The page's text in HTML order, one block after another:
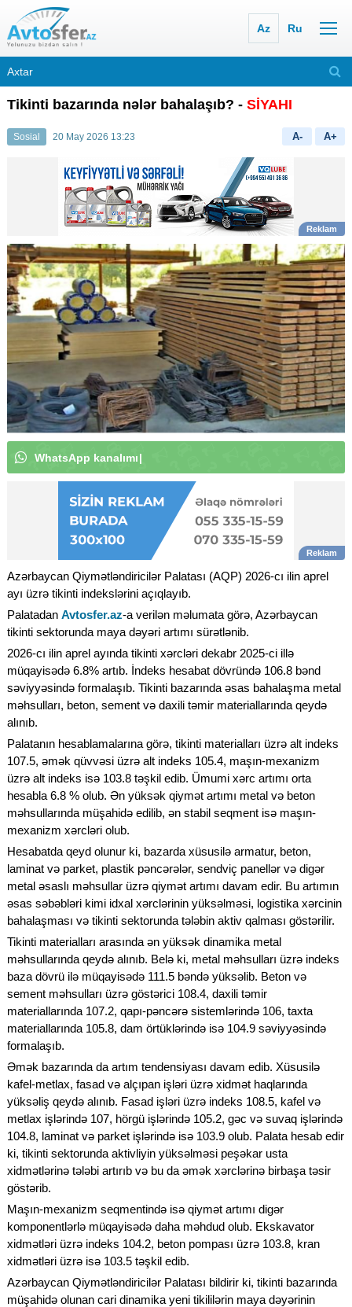
Az Ru
Tikinti bazarında nələr bahalaşıb? - SİYAHI
Sosial 20 May 2026 13:23 A- A+
WhatsApp kanalımız
Azərbaycan Qiymətləndiricilər Palatası (AQP) 2026-cı ilin aprel
ayı üzrə tikinti indekslərini açıqlayıb.
Palatadan Avtosfer.az-a verilən məlumata görə, Azərbaycan
tikinti sektorunda maya dəyəri artımı sürətlənib.
2026-cı ilin aprel ayında tikinti xərcləri dekabr 2025-ci illə
müqayisədə 6.8% artıb. İndeks hesabat dövründə 106.8 bənd
səviyyəsində formalaşıb. Tikinti bazarında əsas bahalaşma metal
məhsulları, beton, sement və daxili təmir materiallarında qeydə
alınıb.
Palatanın hesablamalarına görə, tikinti materialları üzrə alt indeks
107.5, əmək qüvvəsi üzrə alt indeks 105.4, maşın-mexanizm
üzrə alt indeks isə 103.8 təşkil edib. Ümumi xərc artımı orta
hesabla 6.8 % olub. Ən yüksək qiymət artımı metal və beton
məhsullarında müşahidə edilib, ən stabil seqment isə maşın-
mexanizm xərcləri olub.
Hesabatda qeyd olunur ki, bazarda xüsusilə armatur, beton,
laminat və parket, plastik pəncərələr, sendviç panellər və digər
metal əsaslı məhsullar üzrə qiymət artımı davam edir. Bu artımın
əsas səbəbləri kimi idxal xərclərinin yüksəlməsi, logistika xərcinin
bahalaşması və tikinti sektorunda tələbin aktiv qalması göstərilir.
Tikinti materialları arasında ən yüksək dinamika metal
məhsullarında qeydə alınıb. Belə ki, metal məhsulları üzrə indeks
baza dövrü ilə müqayisədə 111.5 bəndə yüksəlib. Beton və
sement məhsulları üzrə göstərici 108.4, daxili təmir
materiallarında 107.2, qapı-pəncərə sistemlərində 106, taxta
materiallarında 105.8, dam örtüklərində isə 104.9 səviyyəsində
formalaşıb.
Əmək bazarında da artım tendensiyası davam edib. Xüsusilə
kafel-metlax, fasad və alçıpan işləri üzrə xidmət haqlarında
yüksəliş qeydə alınıb. Fasad işləri üzrə indeks 108.5, kafel və
metlax işlərində 107, hörgü işlərində 105.2, gəc və suvaq işlərində
104.8, laminat və parket işlərində isə 103.9 olub. Palata hesab edir
ki, tikinti sektorunda aktivliyin yüksəlməsi peşəkar usta
xidmətlərinə tələbi artırıb və bu da əmək xərclərinə birbaşa təsir
göstərib.
Maşın-mexanizm seqmentində isə qiymət artımı digər
komponentlərlə müqayisədə daha məhdud olub. Ekskavator
xidmətləri üzrə indeks 104.2, beton pompası üzrə 103.8, kran
xidmətləri üzrə isə 103.5 təşkil edib.
Azərbaycan Qiymətləndiricilər Palatası bildirir ki, tikinti bazarında
müşahidə olunan cari dinamika yeni tikililərin maya dəyərinin